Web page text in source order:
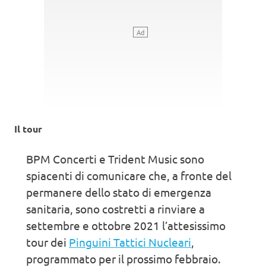
Il tour
BPM Concerti e Trident Music sono
spiacenti di comunicare che, a fronte del
permanere dello stato di emergenza
sanitaria, sono costretti a rinviare a
settembre e ottobre 2021 l’attesissimo
tour dei Pinguini Tattici Nucleari,
programmato per il prossimo febbraio.